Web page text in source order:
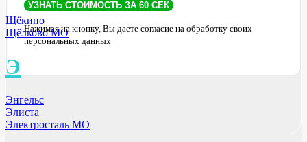
Щёкино
Щёлково МО
Э
Энгельс
Элиста
Электросталь МО
Нажимая на кнопку, Вы даете согласие на обработку своих
персональных данных